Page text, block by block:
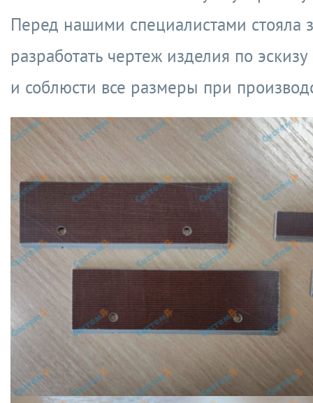
Перед нашими специалистами стояла
разработать чертеж изделия по
и соблюсти все размеры при